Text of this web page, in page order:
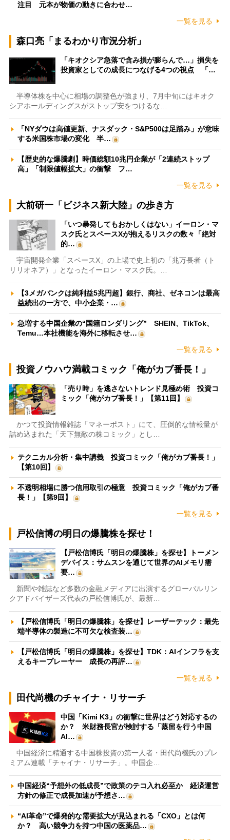
注目 元本が物価の動きに合わせ…
一覧を見る
森口亮「まるわかり市況分析」
「キオクシア急落で含み損が膨らんで…」損失を
投資家としての成長につなげる4つの視点 「…
半導体株を中心に相場の調整色が強まり、7月中旬にはキオク
シアホールディングスがストップ安をつけるな…
「NYダウは高値更新、ナスダック・S&P500は足踏み」が意味
する米国株市場の変化 半…
【歴史的な爆騰劇】時価総額10兆円企業が「2連続ストップ
高」「制限値幅拡大」の衝撃 フ…
一覧を見る
大前研一「ビジネス新大陸」の歩き方
「いつ暴発してもおかしくはない」イーロン・マ
スク氏とスペースXが抱えるリスクの数々「絶対
的…
宇宙開発企業「スペースX」の上場で史上初の「兆万長者（ト
リリオネア）」となったイーロン・マスク氏。…
【3メガバンクは純利益5兆円超】銀行、商社、ゼネコンは最高
益続出の一方で、中小企業・…
急増する中国企業の“国籍ロンダリング” SHEIN、TikTok、
Temu…本社機能を海外に移転させ…
一覧を見る
投資ノウハウ満載コミック「俺がカブ番長！」
「売り時」を逃さないトレンド見極め術 投資コ
ミック「俺がカブ番長！」【第11回】
かつて投資情報雑誌「マネーポスト」にて、圧倒的な情報量が
詰め込まれた「天下無敵の株コミック」とし…
テクニカル分析・集中講義 投資コミック「俺がカブ番長！」
【第10回】
不透明相場に勝つ信用取引の極意 投資コミック「俺がカブ番
長！」【第9回】
一覧を見る
戸松信博の明日の爆騰株を探せ！
【戸松信博氏「明日の爆騰株」を探せ】トーメン
デバイス：サムスンを通じて世界のAIメモリ需
要…
新聞や雑誌など多数の金融メディアに出演するグローバルリン
クアドバイザーズ代表の戸松信博氏が、最新…
【戸松信博氏「明日の爆騰株」を探せ】レーザーテック：最先
端半導体の製造に不可欠な検査装…
【戸松信博氏「明日の爆騰株」を探せ】TDK：AIインフラを支
えるキープレーヤー 成長の再評…
一覧を見る
田代尚機のチャイナ・リサーチ
中国「Kimi K3」の衝撃に世界はどう対応するの
か？ 米財務長官が検討する「蒸留を行う中国
AI…
中国経済に精通する中国株投資の第一人者・田代尚機氏のプレ
ミアム連載「チャイナ・リサーチ」。中国企…
中国経済“予想外の低成長”で政策のテコ入れ必至か 経済運営
方針の修正で成長加速が予想さ…
“AI革命”で爆発的な需要拡大が見込まれる「CXO」とは何
か？ 高い競争力を持つ中国の医薬品…